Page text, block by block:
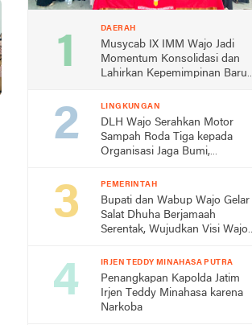
DAERAH
Musycab IX IMM Wajo Jadi
Momentum Konsolidasi dan
Lahirkan Kepemimpinan Baru
LINGKUNGAN
DLH Wajo Serahkan Motor
Sampah Roda Tiga kepada
Organisasi Jaga Bumi,
Gerakan PISOTA'
PEMERINTAH
Bupati dan Wabup Wajo Gelar
Salat Dhuha Berjamaah
Serentak, Wujudkan Visi Wajo
IRJEN TEDDY MINAHASA PUTRA
Penangkapan Kapolda Jatim
Irjen Teddy Minahasa karena
Narkoba